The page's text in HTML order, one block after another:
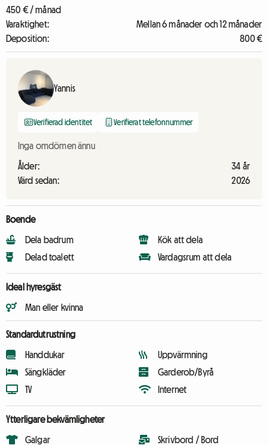
450 € / månad
Varaktighet:
Mellan 6 månader och 12 månader
Deposition:
800 €
Yannis
Verifierad identitet Verifierat telefonnummer
Inga omdömen ännu
Ålder:
34 år
Värd sedan:
2026
Boende
Dela badrum
Delad toalett
Kök att dela
Vardagsrum att dela
Ideal hyresgäst
Man eller kvinna
Standardutrustning
Handdukar
Sängkläder
TV
Uppvärmning
Garderob/Byrå
Internet
Ytterligare bekvämligheter
Galgar
Skrivbord / Bord